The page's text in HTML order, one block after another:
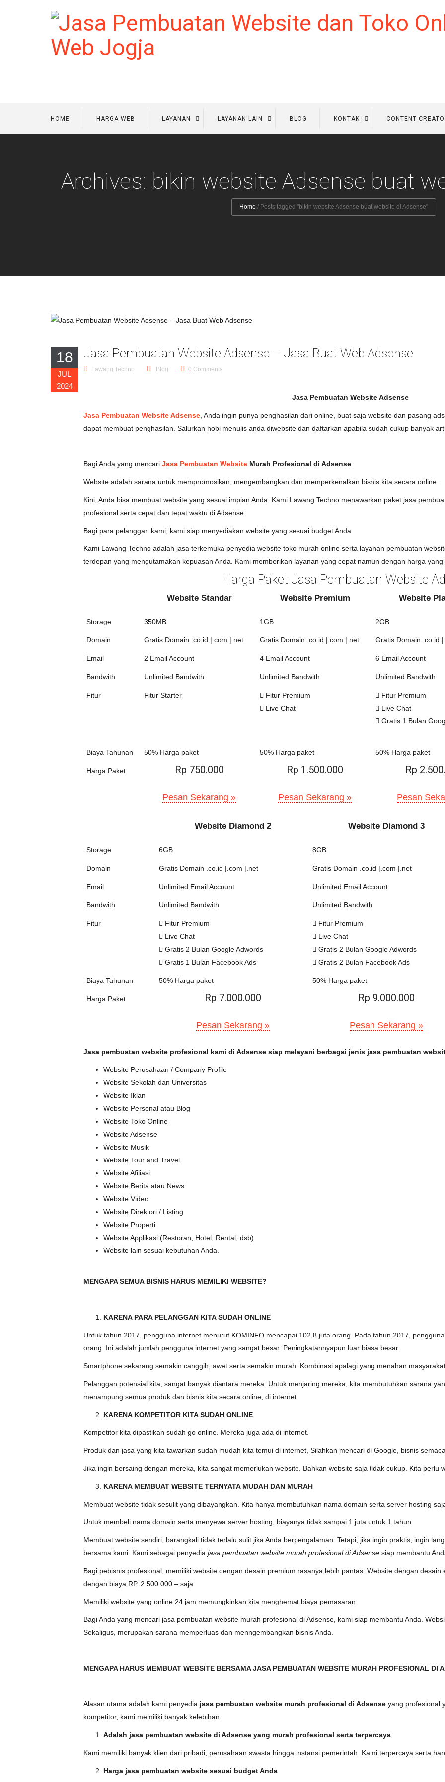
HOME HARGA WEB LAYANAN LAYANAN LAIN BLOG KONTAK CONTENT
Archives: bikin website Adsense buat
Home / Posts tagged "bikin website Adsense buat website di Adsense"
18
JUL
2024
Jasa Pembuatan Website Adsense – Jasa Buat Web Adsense
Lawang Techno Blog 0 Comments
Jasa Pembuatan Website Adsense
Jasa Pembuatan Website Adsense, Anda ingin punya penghasilan dari online, buat saja website dan pasang
dapat membuat penghasilan. Salurkan hobi menulis anda diwebsite dan daftarkan apabila sudah cukup banyak
Bagi Anda yang mencari Jasa Pembuatan Website Murah Profesional di Adsense
Website adalah sarana untuk mempromosikan, mengembangkan dan memperkenalkan bisnis kita secara online.
Kini, Anda bisa membuat website yang sesuai impian Anda. Kami Lawang Techno menawarkan paket jasa
profesional serta cepat dan tepat waktu di Adsense.
Bagi para pelanggan kami, kami siap menyediakan website yang sesuai budget Anda.
Kami Lawang Techno adalah jasa terkemuka penyedia website toko murah online serta layanan pembuatan
terdepan yang mengutamakan kepuasan Anda. Kami memberikan layanan yang cepat namun dengan harga yang
Harga Paket Jasa Pembuatan Website
Website Standar Website Premium Website
Storage 350MB 1GB 2GB
Domain Gratis Domain .co.id |.com |.net Gratis Domain .co.id |.com |.net Gratis Domain .co.id
Email 2 Email Account 4 Email Account 6 Email Account
Bandwith Unlimited Bandwith Unlimited Bandwith Unlimited Bandwith
Fitur Fitur Starter
Fitur Premium
Live Chat
Fitur Premium
Live Chat
Gratis 1 Bulan
Biaya Tahunan 50% Harga paket 50% Harga paket 50% Harga paket
Harga Paket Rp 750.000 Rp 1.500.000 Rp
Pesan Sekarang » Pesan Sekarang » Pesan
Website Diamond 2 Website Diamond 3
Storage 6GB 8GB
Domain Gratis Domain .co.id |.com |.net Gratis Domain .co.id |.com |.net
Email Unlimited Email Account Unlimited Email Account
Bandwith Unlimited Bandwith Unlimited Bandwith
Fitur
Fitur Premium
Live Chat
Gratis 2 Bulan Google Adwords
Gratis 1 Bulan Facebook Ads
Fitur Premium
Live Chat
Gratis 2 Bulan Google Adwords
Gratis 2 Bulan Facebook Ads
Biaya Tahunan 50% Harga paket 50% Harga paket
Harga Paket Rp 7.000.000 Rp 9.000.000
Pesan Sekarang » Pesan Sekarang »
Jasa pembuatan website profesional kami di Adsense siap melayani berbagai jenis jasa pembuatan
Website Perusahaan / Company Profile
Website Sekolah dan Universitas
Website Iklan
Website Personal atau Blog
Website Toko Online
Website Adsense
Website Musik
Website Tour and Travel
Website Afiliasi
Website Berita atau News
Website Video
Website Direktori / Listing
Website Properti
Website Applikasi (Restoran, Hotel, Rental, dsb)
Website lain sesuai kebutuhan Anda.
MENGAPA SEMUA BISNIS HARUS MEMILIKI WEBSITE?
KARENA PARA PELANGGAN KITA SUDAH ONLINE
Untuk tahun 2017, pengguna internet menurut KOMINFO mencapai 102,8 juta orang. Pada tahun 2017,
orang. Ini adalah jumlah pengguna internet yang sangat besar. Peningkatannyapun luar biasa besar.
Smartphone sekarang semakin canggih, awet serta semakin murah. Kombinasi apalagi yang menahan
Pelanggan potensial kita, sangat banyak diantara mereka. Untuk menjaring mereka, kita membutuhkan sarana
menampung semua produk dan bisnis kita secara online, di internet.
KARENA KOMPETITOR KITA SUDAH ONLINE
Kompetitor kita dipastikan sudah go online. Mereka juga ada di internet.
Produk dan jasa yang kita tawarkan sudah mudah kita temui di internet, Silahkan mencari di Google, bisnis
Jika ingin bersaing dengan mereka, kita sangat memerlukan website. Bahkan website saja tidak cukup. Kita perlu
KARENA MEMBUAT WEBSITE TERNYATA MUDAH DAN MURAH
Membuat website tidak sesulit yang dibayangkan. Kita hanya membutuhkan nama domain serta server hosting
Untuk membeli nama domain serta menyewa server hosting, biayanya tidak sampai 1 juta untuk 1 tahun.
Membuat website sendiri, barangkali tidak terlalu sulit jika Anda berpengalaman. Tetapi, jika ingin praktis, ingin
bersama kami. Kami sebagai penyedia jasa pembuatan website murah profesional di Adsense siap membantu
Bagi pebisnis profesional, memiliki website dengan desain premium rasanya lebih pantas. Website dengan
dengan biaya RP. 2.500.000 – saja.
Memiliki website yang online 24 jam memungkinkan kita menghemat biaya pemasaran.
Bagi Anda yang mencari jasa pembuatan website murah profesional di Adsense, kami siap membantu Anda.
Sekaligus, merupakan sarana memperluas dan menngembangkan bisnis Anda.
MENGAPA HARUS MEMBUAT WEBSITE BERSAMA JASA PEMBUATAN WEBSITE MURAH PROFESIONAL DI
Alasan utama adalah kami penyedia jasa pembuatan website murah profesional di Adsense yang profesional
kompetitor, kami memiliki banyak kelebihan:
Adalah jasa pembuatan website di Adsense yang murah profesional serta terpercaya
Kami memiliki banyak klien dari pribadi, perusahaan swasta hingga instansi pemerintah. Kami terpercaya serta
Harga jasa pembuatan website sesuai budget Anda